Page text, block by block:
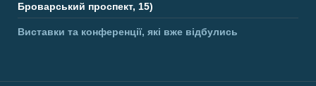
Броварський проспект, 15)
Виставки та конференції, які вже відбулись